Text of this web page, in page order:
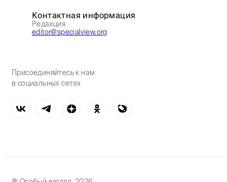
Контактная информация
Редакция
editor@specialview.org
Присоединяйтесь к нам
в социальных сетях